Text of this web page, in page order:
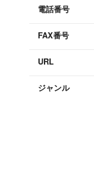
電話番号
FAX番号
URL
ジャンル